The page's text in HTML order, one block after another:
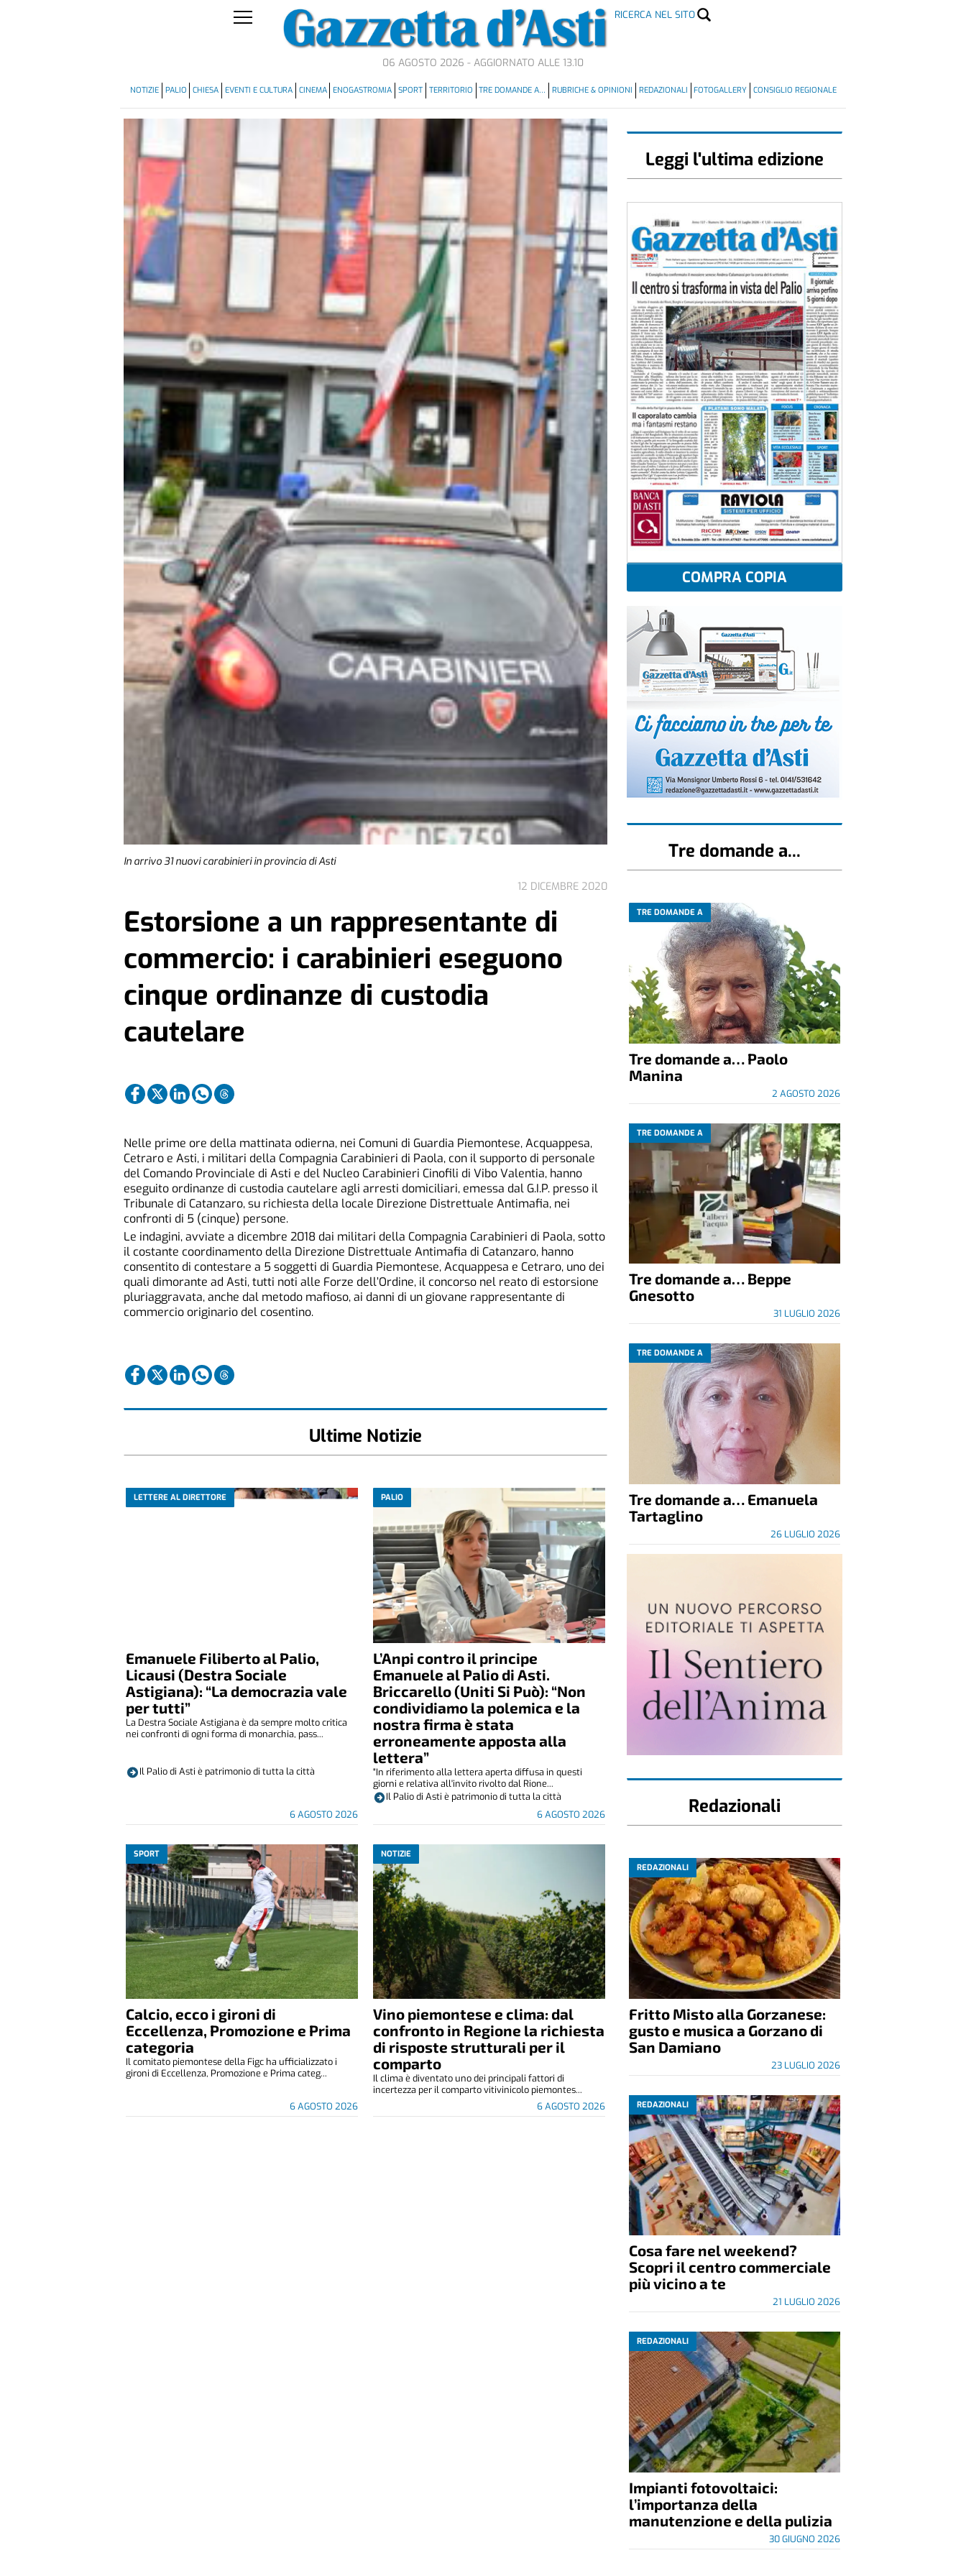
RICERCA NEL SITO
06 AGOSTO 2026 - AGGIORNATO ALLE 13.10
NOTIZIE PALIO CHIESA EVENTI E CULTURA CINEMA ENOGASTROMIA SPORT TERRITORIO TRE DOMANDE A… RUBRICHE & OPINIONI REDAZIONALI FOTOGALLERY CONSIGLIO REGIONALE
In arrivo 31 nuovi carabinieri in provincia di Asti
12 DICEMBRE 2020
Estorsione a un rappresentante di
commercio: i carabinieri eseguono
cinque ordinanze di custodia
cautelare
Nelle prime ore della mattinata odierna, nei Comuni di Guardia Piemontese, Acquappesa,
Cetraro e Asti, i militari della Compagnia Carabinieri di Paola, con il supporto di personale
del Comando Provinciale di Asti e del Nucleo Carabinieri Cinofili di Vibo Valentia, hanno
eseguito ordinanze di custodia cautelare agli arresti domiciliari, emessa dal G.I.P. presso il
Tribunale di Catanzaro, su richiesta della locale Direzione Distrettuale Antimafia, nei
confronti di 5 (cinque) persone.
Le indagini, avviate a dicembre 2018 dai militari della Compagnia Carabinieri di Paola, sotto
il costante coordinamento della Direzione Distrettuale Antimafia di Catanzaro, hanno
consentito di contestare a 5 soggetti di Guardia Piemontese, Acquappesa e Cetraro, uno dei
quali dimorante ad Asti, tutti noti alle Forze dell’Ordine, il concorso nel reato di estorsione
pluriaggravata, anche dal metodo mafioso, ai danni di un giovane rappresentante di
commercio originario del cosentino.
Ultime Notizie
LETTERE AL DIRETTORE
Emanuele Filiberto al Palio,
Licausi (Destra Sociale
Astigiana): “La democrazia vale
per tutti”
6 AGOSTO 2026
La Destra Sociale Astigiana è da sempre molto critica
nei confronti di ogni forma di monarchia, pass...
Il Palio di Asti è patrimonio di tutta la città
PALIO
L’Anpi contro il principe
Emanuele al Palio di Asti.
Briccarello (Uniti Si Può): “Non
condividiamo la polemica e la
nostra firma è stata
erroneamente apposta alla
lettera”
6 AGOSTO 2026
"In riferimento alla lettera aperta diffusa in questi
giorni e relativa all'invito rivolto dal Rione...
Il Palio di Asti è patrimonio di tutta la città
SPORT
Calcio, ecco i gironi di
Eccellenza, Promozione e Prima
categoria
6 AGOSTO 2026
Il comitato piemontese della Figc ha ufficializzato i
gironi di Eccellenza, Promozione e Prima categ...
NOTIZIE
Vino piemontese e clima: dal
confronto in Regione la richiesta
di risposte strutturali per il
comparto
6 AGOSTO 2026
Il clima è diventato uno dei principali fattori di
incertezza per il comparto vitivinicolo piemontes...
Leggi l'ultima edizione
COMPRA COPIA
Tre domande a...
TRE DOMANDE A
Tre domande a… Paolo
Manina
2 AGOSTO 2026
TRE DOMANDE A
Tre domande a… Beppe
Gnesotto
31 LUGLIO 2026
TRE DOMANDE A
Tre domande a… Emanuela
Tartaglino
26 LUGLIO 2026
Redazionali
REDAZIONALI
Fritto Misto alla Gorzanese:
gusto e musica a Gorzano di
San Damiano
23 LUGLIO 2026
REDAZIONALI
Cosa fare nel weekend?
Scopri il centro commerciale
più vicino a te
21 LUGLIO 2026
REDAZIONALI
Impianti fotovoltaici:
l’importanza della
manutenzione e della pulizia
30 GIUGNO 2026